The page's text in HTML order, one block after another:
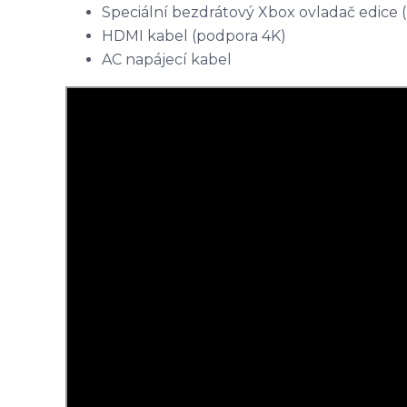
Speciální bezdrátový Xbox ovladač edice
HDMI kabel (podpora 4K)
AC napájecí kabel